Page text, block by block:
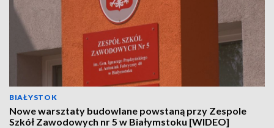
BIAŁYSTOK
Nowe warsztaty budowlane powstaną przy Zespole
Szkół Zawodowych nr 5 w Białymstoku [WIDEO]